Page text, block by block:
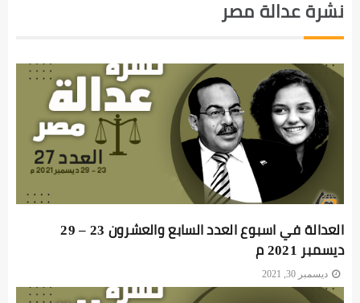
نشرة عدالة مصر
العدالة في اسبوع العدد السابع والعشرون 23 – 29
ديسمبر 2021 م
ديسمبر 30, 2021